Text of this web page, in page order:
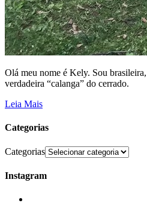
Olá meu nome é Kely. Sou
verdadeira “calanga” do cerrado.
Leia Mais
Categorias
Categorias
Instagram